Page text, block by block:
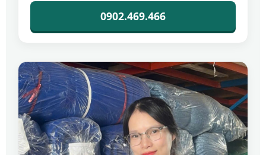
0902.469.466